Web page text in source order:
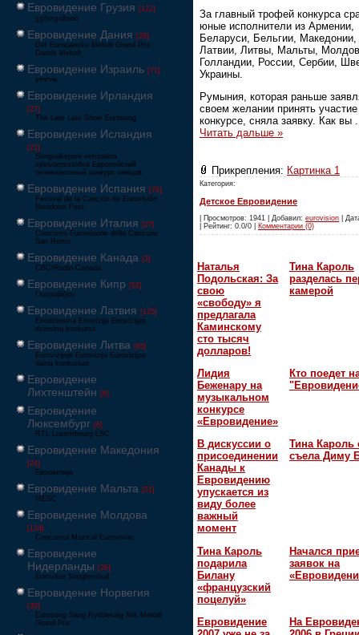
Евровидение Грузия [122]
ევროვიზიის
Евровидение Дания [29]
Det Europæiske Melodi Grand Prix
Dansk Melodi
Евровидение Израиль [71]
‏אירוויזיון
Евровидение Ирландия
[27]
The Late Late Show Eurosong
Евровидение Исландия
[21]
Söngvakeppni evrópskra
sjónvarpsstöðva Европейский
телевизионный конкурс певцов
Евровидение Испания [79]
Festival de la Canción de Eurovisión
Benidorm Fest
Евровидение Италия [27]
Concorso Eurovisione della Canzone
San Remo
Евровидение Канада [3]
CBC/Radio-Canada
Евровидение Кипр [52]
Γιουροβίζιον
Евровидение Латвия [125]
Eirodziesma Eirovīzija Eirovīzijas
dziesmu konkurss
Евровидение Литва [65]
Eurovizijoje Eurovizija Eurovizijos
dainų konkursas
Евровидение
Лихтенштейн [6]
Евровидение
Люксембург [6]
RTL Luxembourg LSC
Евровидение Македония
[24]
Евровизија
Евровидение Мальта [51]
MESC
Евровидение Молдова
[134]
Concursul Muzical Eurovision
Евровидение
Нидерланды [26]
Eurovisie Songfestival
Евровидение Норвегия
[39]
Eurosong Sang Ryddesalg Nrk Melodi
Grand Prix
За главный трофей конкурса
юные исполнители из Армении,
Беларуси, Бельгии, Македонии,
Латвии, Литвы, Мальты,
Голландии, России, Сербии,
Украины.
Румыния, которая раньше
своем желании принять
конкурсе, сняла заявку. Как вы
Читать дальше »
Прикрепления: Картинка 1
Категория:
Детское Евровидение
| Просмотров: 1941 | Добавил: eurovision |
| Рейтинг: 0.0/0 | Комментарии (0)
Наталья
Подольская: За
свою
«свободу» я
предлагала
Каминскому
сто тысяч
долларов!
Тина Кароль
разделась
камерой
Лидия
Беженару на
музыкальном
конкурсе
«Евровидение»
Кто поедет
В дискуссии о
присоединении
Канады к
Евровидению
упускается из
виду более
важный
момент
Тина Кароль
съела Диму
Тина Кароль
подарила
Билану
«французский
поцелуй»
Начался
заявок на
Евровидение
На